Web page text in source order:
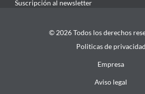
Suscripción al newsletter
© 2026 Todos los derechos
Politicas de privacidad
Empresa
Aviso legal